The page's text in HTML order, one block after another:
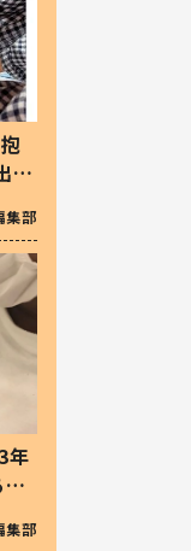
ま
集部
年
集部